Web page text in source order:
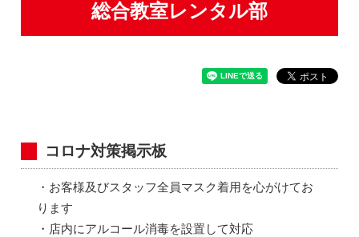
総合教室レンタル部
コロナ対策掲示板
・お客様及びスタッフ全員マスク着用を心がけてお
ります
・店内にアルコール消毒を設置して対応